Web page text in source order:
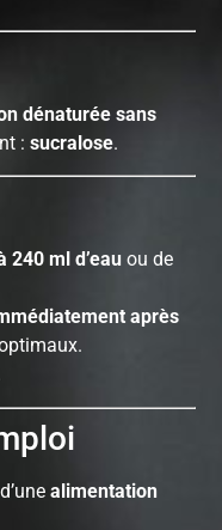
dénaturée sans
:sucralose.
240 ml d’eau ou de
après
alimentation